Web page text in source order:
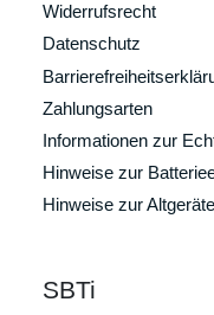
Widerrufsrecht
Datenschutz
Zahlungsarten
Informationen zur
Hinweise zur
Hinweise zur
SBTi